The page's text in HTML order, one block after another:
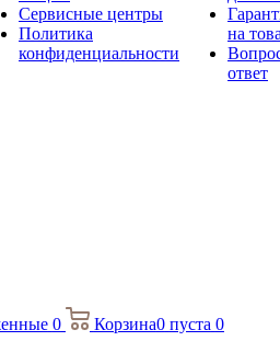
Сервисные центры
Политика
конфиденциальности
на
ответ
0 Корзина0 пуста 0